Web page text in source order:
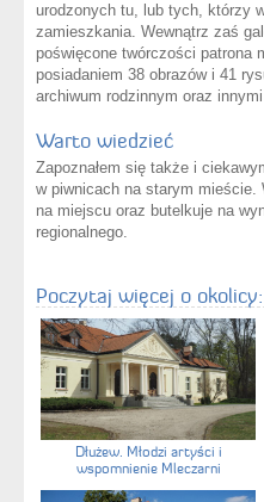
urodzonych tu, lub tych, którzy
zamieszkania. Wewnątrz zaś
poświęcone twórczości patrona
posiadaniem 38 obrazów i 41
archiwum rodzinnym oraz
Warto wiedzieć
Zapoznałem się także i
w piwnicach na starym mieście.
na miejscu oraz butelkuje na
regionalnego.
Poczytaj więcej o okolicy:
Dłużew. Młodzi artyści i
wspomnienie Mleczarni